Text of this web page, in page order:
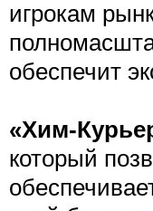
игрокам
обеспечит
«Хим-
который